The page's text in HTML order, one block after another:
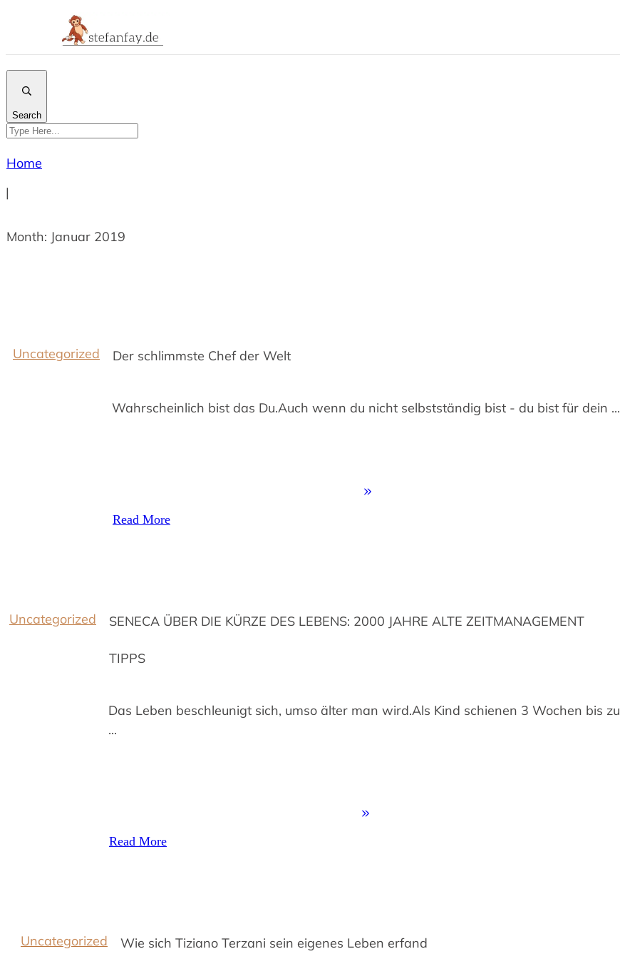
Search
Home
|
Month: Januar 2019
Uncategorized Der schlimmste Chef der Welt
Wahrscheinlich bist das Du.Auch wenn du nicht selbstständig bist - du bist für dein ...
Read More
Uncategorized SENECA ÜBER DIE KÜRZE DES LEBENS: 2000 JAHRE ALTE ZEITMANAGEMENT
TIPPS
Das Leben beschleunigt sich, umso älter man wird.Als Kind schienen 3 Wochen bis zu
...
Read More
Uncategorized Wie sich Tiziano Terzani sein eigenes Leben erfand